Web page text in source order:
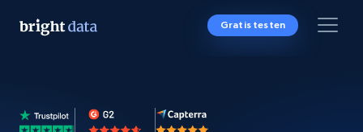
Gratis testen